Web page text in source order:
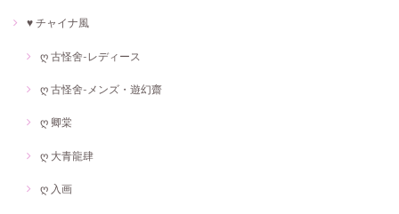
♥ チャイナ風
ღ 古怪舍-レディース
ღ 古怪舍-メンズ・遊幻齋
ღ 卿棠
ღ 大青龍肆
ღ 入画